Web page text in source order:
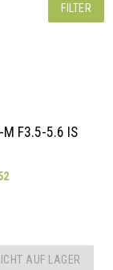
FILTER
M F3.5-5.6 IS
AUF LAGER